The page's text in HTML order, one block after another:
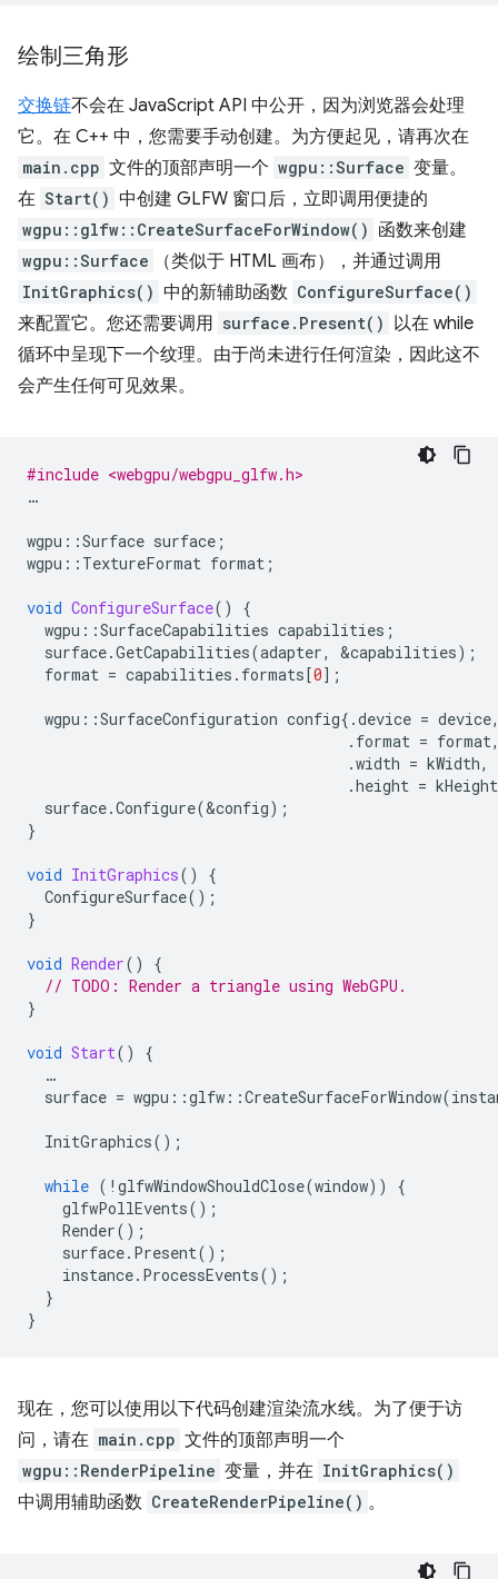
绘制三角形
交换链不会在 JavaScript API 中公开，因为浏览器会处理
它。在 C++ 中，您需要手动创建。为方便起见，请再次在
main.cpp 文件的顶部声明一个 wgpu::Surface 变量。
在 Start() 中创建 GLFW 窗口后，立即调用便捷的
wgpu::glfw::CreateSurfaceForWindow() 函数来创建
wgpu::Surface （类似于 HTML 画布），并通过调用
InitGraphics() 中的新辅助函数 ConfigureSurface()
来配置它。您还需要调用 surface.Present() 以在 while
循环中呈现下一个纹理。由于尚未进行任何渲染，因此这不
会产生任何可见效果。
#include <webgpu/webgpu_glfw.h>
…
wgpu ::Surface surface ;
wgpu :: TextureFormat format ;
void ConfigureSurface()
{
wgpu ::SurfaceCapabilities capabilities ;
surface.GetCapabilities(adapter, &capabilities);
format = capabilities . formats [0];
wgpu ::SurfaceConfiguration config{.device = device
. format = format
.width = kWidth,
.height = kHeight
surface.Configure(&config);
}
void InitGraphics()
{
ConfigureSurface();
}
void Render()
{
// TODO: Render a triangle using WebGPU.
}
void Start()
{
…
surface = wgpu ::glfw ::CreateSurfaceForWindow(
InitGraphics();
while ( ! glfwWindowShouldClose(window))
{
glfwPollEvents();
Render();
surface. Present();
instance. ProcessEvents();
}
}
现在，您可以使用以下代码创建渲染流水线。为了便于访
问，请在 main.cpp 文件的顶部声明一个
wgpu::RenderPipeline 变量，并在 InitGraphics()
中调用辅助函数 CreateRenderPipeline() 。